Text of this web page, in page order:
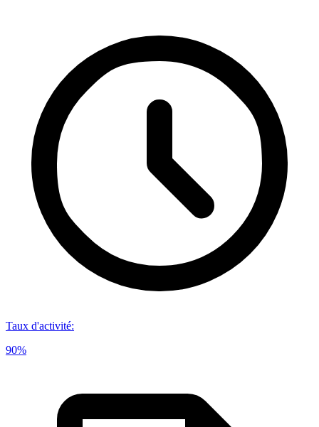
Taux d'activité:
90%